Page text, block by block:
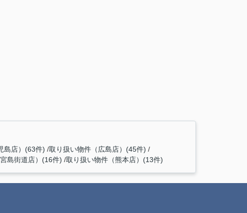
島店）(63件) 取り扱い物件（広島店）(45件)
島街道店）(16件) 取り扱い物件（熊本店）(13件)